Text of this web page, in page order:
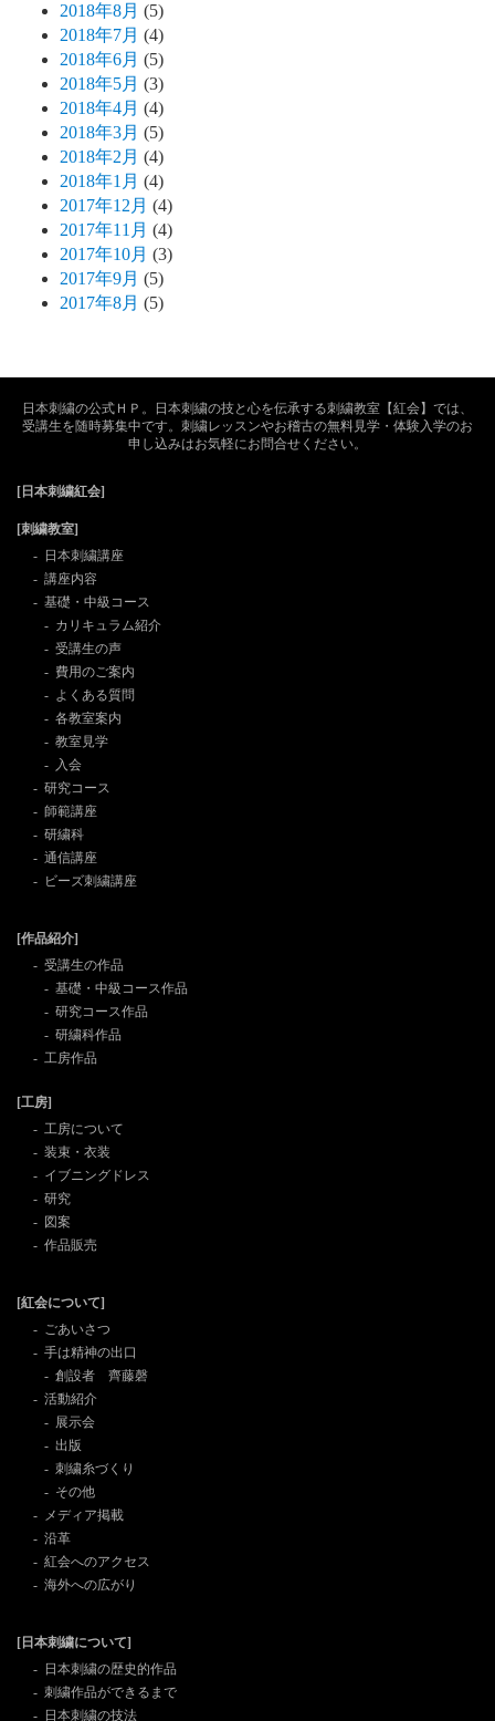
2018年8月 (5)
2018年7月 (4)
2018年6月 (5)
2018年5月 (3)
2018年4月 (4)
2018年3月 (5)
2018年2月 (4)
2018年1月 (4)
2017年12月 (4)
2017年11月 (4)
2017年10月 (3)
2017年9月 (5)
2017年8月 (5)
日本刺繍の公式ＨＰ。日本刺繍の技と心を伝承する刺繍教室【紅会】では、
受講生を随時募集中です。刺繍レッスンやお稽古の無料見学・体験入学のお
申し込みはお気軽にお問合せください。
[日本刺繍紅会]
[刺繍教室]
日本刺繍講座
講座内容
基礎・中級コース
カリキュラム紹介
受講生の声
費用のご案内
よくある質問
各教室案内
教室見学
入会
研究コース
師範講座
研繍科
通信講座
ビーズ刺繍講座
[作品紹介]
受講生の作品
基礎・中級コース作品
研究コース作品
研繍科作品
工房作品
[工房]
工房について
装束・衣装
イブニングドレス
研究
図案
作品販売
[紅会について]
ごあいさつ
手は精神の出口
創設者 齊藤磬
活動紹介
展示会
出版
刺繍糸づくり
その他
メディア掲載
沿革
紅会へのアクセス
海外への広がり
[日本刺繍について]
日本刺繍の歴史的作品
刺繍作品ができるまで
日本刺繍の技法